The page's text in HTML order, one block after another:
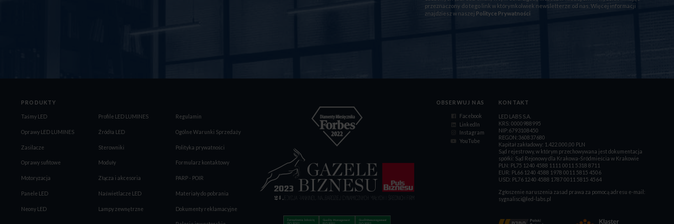
przeznaczony do tego link w którymkolwiek newsletterze od nas. Więcej informacji
znajdziesz w naszej Polityce Prywatności
PRODUKTY
Taśmy LED Profile LED LUMINES
Oprawy LED LUMINES Źródła LED
Zasilacze Sterowniki
Oprawy sufitowe Moduły
Motoryzacja Złącza i akcesoria
Panele LED Naświetlacze LED
Neony LED Lampy zewnętrzne
Regulamin
Ogólne Warunki Sprzedaży
Polityka prywatności
Formularz kontaktowy
PARP - POIR
Materiały do pobrania
Dokumenty reklamacyjne
OBSERWUJ NAS
Facebook
LinkedIn
Instagram
YouTube
KONTAKT
LED LABS S.A.
KRS: 0000988995
NIP:6793108450
REGON:360837680
Kapitał zakładowy: 1.422.000,00 PLN
Sąd rejestrowy, w którym przechowywana jest dokumentacja
spółki: Sąd Rejonowy dla Krakowa-Śródmieścia w Krakowie
PLN: PL75 1240 4588 1111 0011 5318 8711
EUR: PL66 1240 4588 1978 0011 5815 4506
USD: PL76 1240 4588 1787 0011 5815 4564
Zgłoszenie naruszenia zasad prawa za pomocą adresu e-mail:
sygnalisci@led-labs.pl